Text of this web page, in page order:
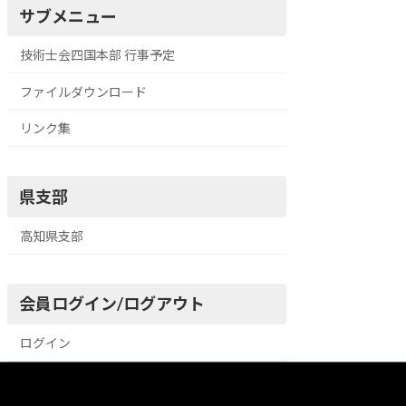
サブメニュー
技術士会四国本部 行事予定
ファイルダウンロード
リンク集
県支部
高知県支部
会員ログイン/ログアウト
ログイン